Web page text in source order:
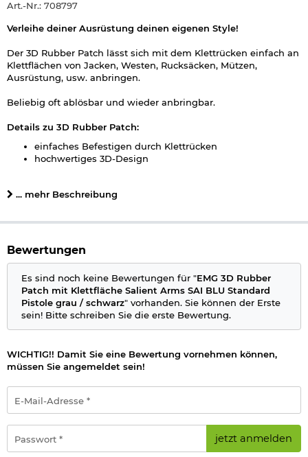
Art.-Nr.: 708797
Verleihe deiner Ausrüstung deinen eigenen Style!
Der 3D Rubber Patch lässt sich mit dem Klettrücken einfach an
Klettflächen von Jacken, Westen, Rucksäcken, Mützen,
Ausrüstung, usw. anbringen.
Beliebig oft ablösbar und wieder anbringbar.
Details zu 3D Rubber Patch:
einfaches Befestigen durch Klettrücken
hochwertiges 3D-Design
Maße: ca. 6,5 x 4,8 x 0,7 cm
Material: PVC, Kunststoff
Farbe: grau/schwarz/gold
Marke: EMG / Salient Arms International
Herstellerinformationen
Verantwortliche Person für die EU
... mehr Beschreibung
Bewertungen
Es sind noch keine Bewertungen für "EMG 3D Rubber
Patch mit Klettfläche Salient Arms SAI BLU Standard
Pistole grau / schwarz" vorhanden. Sie können der Erste
sein! Bitte schreiben Sie die erste Bewertung.
WICHTIG!! Damit Sie eine Bewertung vornehmen können,
müssen Sie angemeldet sein!
Mail-
Adresse
*
jetzt anmelden